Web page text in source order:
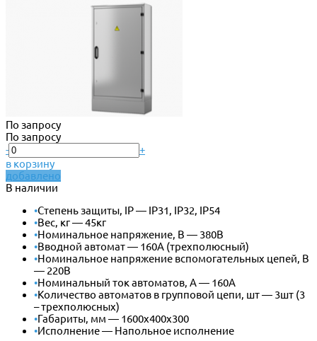
По запросу
По запросу
-
+
в корзину
добавлено
В наличии
•Степень защиты, IP — IP31, IP32, IP54
•Вес, кг — 45кг
•Номинальное напряжение, В — 380В
•Вводной автомат — 160А (трехполюсный)
•Номинальное напряжение вспомогательных цепей, В
— 220В
•Номинальный ток автоматов, А — 160А
•Количество автоматов в групповой цепи, шт — 3шт (3
– трехполюсных)
•Габариты, мм — 1600х400х300
•Исполнение — Напольное исполнение